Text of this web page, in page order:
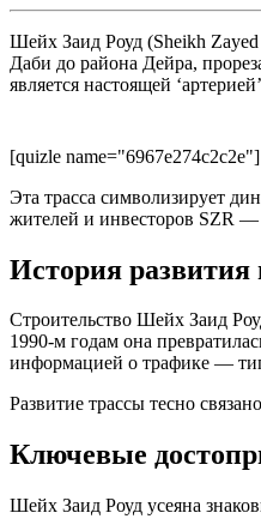
Шейх Заид Роуд (Sheikh
Даби до района Дейра,
является настоящей
[quizle name="6967e274c2c2e"]
Эта трасса символизирует
жителей и инвесторов SZR —
История развития
Строительство Шейх Заид
1990-м годам она
информацией о трафике —
Развитие трассы тесно
Ключевые
Шейх Заид Роуд усеяна